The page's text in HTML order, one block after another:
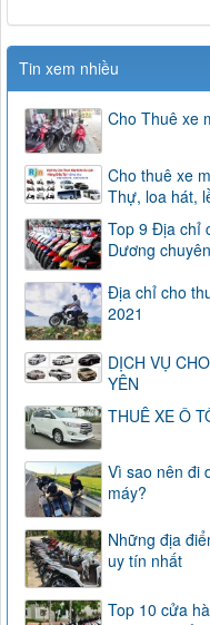
Tin xem nhiều
Cho Thuê xe
Cho thuê xe
Thự, loa hát,
Top 9 Địa chỉ
Dương
Địa chỉ cho
2021
DỊCH VỤ
YÊN
THUÊ XE Ô
Vì sao nên đi
máy?
Những địa
uy tín nhất
Top 10 cửa